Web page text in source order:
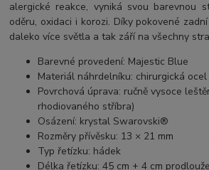
alergické reakce, vyniká svou barevnou
oděru, oxidaci i korozi. Díky pokovené
daleko více světla a tak září na všechny
Barevné provedení: Majestic Blue
Materiál náhrdelníku: chirurgická ocel
Povrchová úprava: ručně vysoce
rhodiovaného stříbra)
Osázení: krystal Swarovski®
Rozměry přívěsku: 13 × 21 mm
Typ řetízku: hádek
Délka řetízku: 45 cm + 4 cm